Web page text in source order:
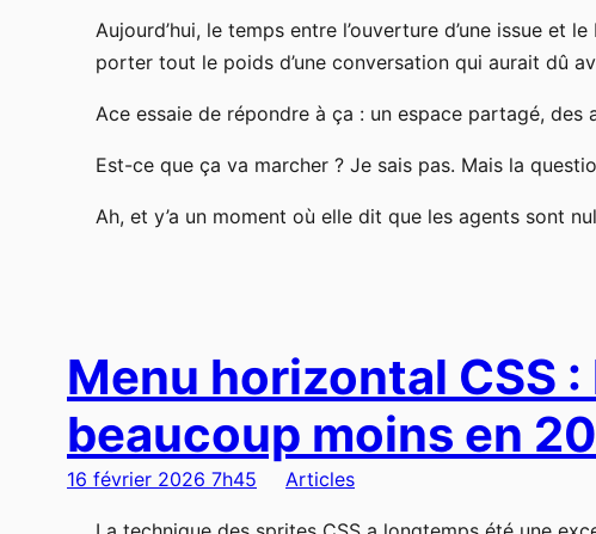
Aujourd’hui, le temps entre l’ouverture d’une issue et
porter tout le poids d’une conversation qui aurait dû
Ace essaie de répondre à ça : un espace partagé,
Est-ce que ça va marcher ? Je sais pas. Mais la
Ah, et y’a un moment où elle dit que les agents sont
Menu horizontal CSS
beaucoup moins en
16 février 2026 7h45 Articles